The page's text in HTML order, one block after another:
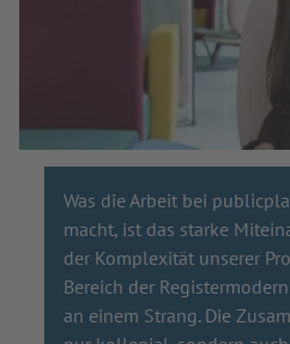
Was die Arbeit bei
macht, ist das starke
der Komplexität unserer
Bereich der
an einem Strang. Die